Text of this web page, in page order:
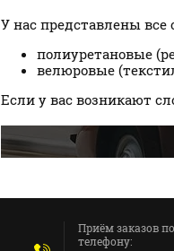
У нас представлены
полиуретановые
велюровые
Если у вас возникают
Приём заказов по
телефону: